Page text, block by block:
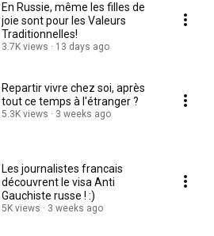
En Russie, même les filles de
joie sont pour les Valeurs
Traditionnelles!
3.7K views 13 days ago
Repartir vivre chez soi, après
tout ce temps à l'étranger ?
5.3K views 3 weeks ago
Les journalistes francais
découvrent le visa Anti
Gauchiste russe ! :)
5K views 3 weeks ago